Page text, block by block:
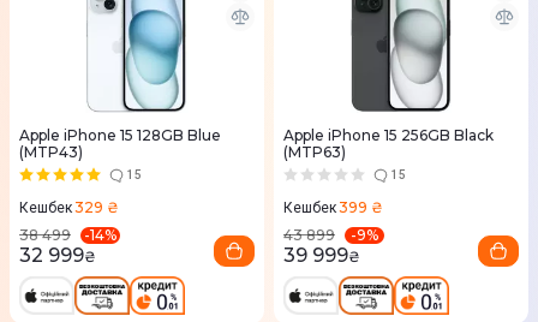
Apple iPhone 15 128GB Blue
(MTP43)
15
Кешбек329 ₴
38 499
-14%
32 999₴
Apple iPhone 15 256GB Black
(MTP63)
15
Кешбек399 ₴
43 899
-9%
39 999₴